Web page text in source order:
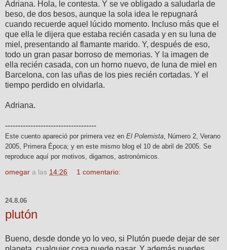
Adriana. Hola, le contesta. Y se ve obligado a saludarla de
beso, de dos besos, aunque la sola idea le repugnará
cuando recuerde aquel lúcido momento. Incluso más que el
que ella le dijera que estaba recién casada y en su luna de
miel, presentando al flamante marido. Y, después de eso,
todo un gran pasar borroso de memorias. Y la imagen de
ella recién casada, con un horno nuevo, de luna de miel en
Barcelona, con las uñas de los pies recién cortadas. Y el
tiempo perdido en olvidarla.
Adriana.
------------------------------------
Este cuento apareció por primera vez en El Polemista, Número 2, Verano
2005, Primera Época; y en este mismo blog el 10 de abril de 2005. Se
reproduce aquí por motivos, digamos, astronómicos.
omegar a las 14:26 1 comentario:
24.8.06
plutón
Bueno, desde donde yo lo veo, si Plutón puede dejar de ser